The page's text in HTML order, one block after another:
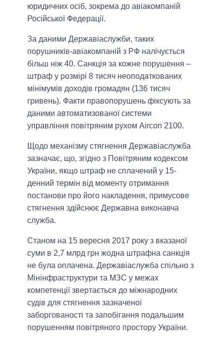
юридичних осіб, зокрема до авіакомпаній
Російської Федерації.
За даними Державіаслужби, таких
порушників-авіакомпаній з РФ налічується
більш ніж 40. Санкція за кожне порушення –
штраф у розмірі 8 тисяч неоподаткованих
мінімумів доходів громадян (136 тисяч
гривень). Факти правопорушень фіксують за
даними автоматизованої системи
управління повітряним рухом Aircon 2100.
Щодо механізму стягнення Державіаслужба
зазначає, що, згідно з Повітряним кодексом
України, якщо штраф не сплачений у 15-
денний термін від моменту отримання
постанови про його накладення, примусове
стягнення здійснює Державна виконавча
служба.
Станом на 15 вересня 2017 року з вказаної
суми в 2,7 млрд грн жодна штрафна санкція
не була оплачена. Державіаслужба спільно з
Мінінфраструктури та МЗС у межах
компетенції звертається до міжнародних
судів для стягнення зазначеної
заборгованості та запобігання подальшим
порушенням повітряного простору України.